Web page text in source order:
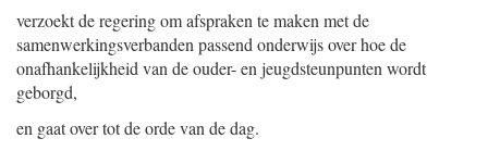
verzoekt de regering om afspraken te maken met de
samenwerkingsverbanden passend onderwijs over hoe de
onafhankelijkheid van de ouder- en jeugdsteunpunten wordt
geborgd,
en gaat over tot de orde van de dag.